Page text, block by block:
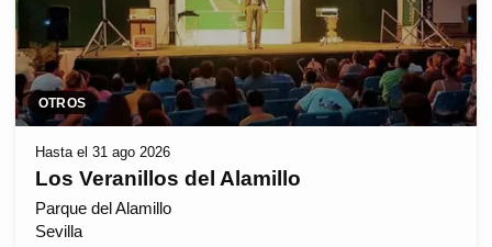
OTROS
Hasta el 31 ago 2026
Los Veranillos del Alamillo
Parque del Alamillo
Sevilla